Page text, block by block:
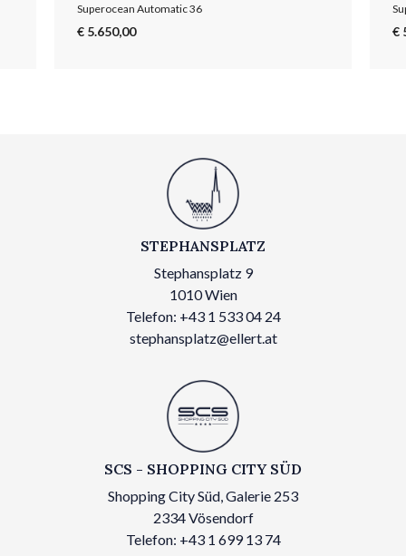
Superocean Automatic 36
€ 5.650,00 €
STEPHANSPLATZ
Stephansplatz 9
1010 Wien
Telefon: +43 1 533 04 24
stephansplatz@ellert.at
SCS - SHOPPING CITY SÜD
Shopping City Süd, Galerie 253
2334 Vösendorf
Telefon: +43 1 699 13 74